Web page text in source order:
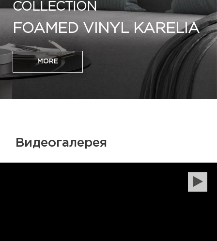
COLLECTION
FOAMED VINYL KARELIA
MORE
Видеогалерея